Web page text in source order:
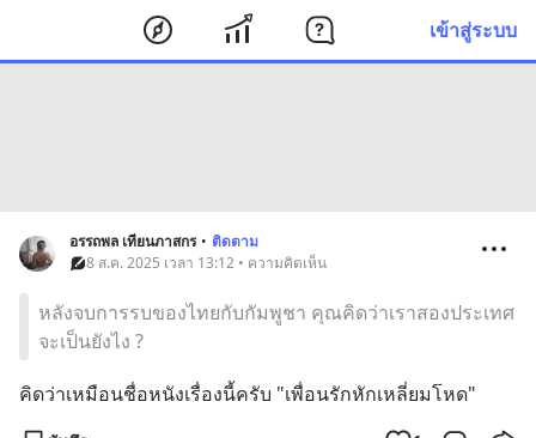
เข้าสู่ระบบ
อรรถพล เทียนภาสกร • ติดตาม
8 ส.ค. 2025 เวลา 13:12 • ความคิดเห็น
หลังจบการรบของไทยกับกัมพูชา คุณคิดว่าเราสองประเทศ
จะเป็นยังไง ?
คิดว่าเหมือนชื่อหนังเรื่องนี้ครับ "เพื่อนรักหักเหลี่ยมโหด"